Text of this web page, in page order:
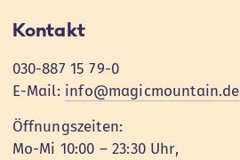
Kontakt
030-887 15 79-0
E-Mail: info@magicmountain.de
Öffnungszeiten:
Mo-Mi 10:00 – 23:30 Uhr,